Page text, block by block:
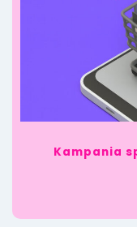
Kampania